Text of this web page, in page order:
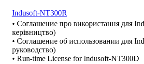
Indusoft-NT300R
• Cоглашение про використання для
керівництво)
• Cоглашение об использовании для
руководство)
• Run-time License for Indusoft-NT300D